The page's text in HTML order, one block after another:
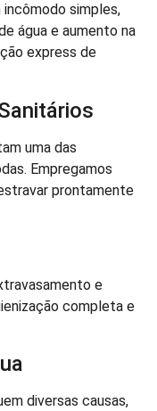
simples,
água e aumento na
express de
uma das
Empregamos
prontamente
e
completa e
diversas causas,